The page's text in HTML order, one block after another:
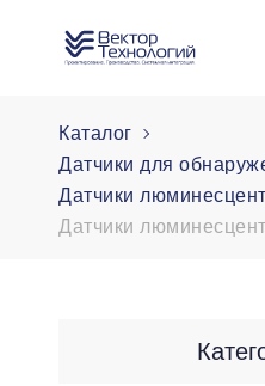
Каталог
Датчики для
Датчики
Датчики